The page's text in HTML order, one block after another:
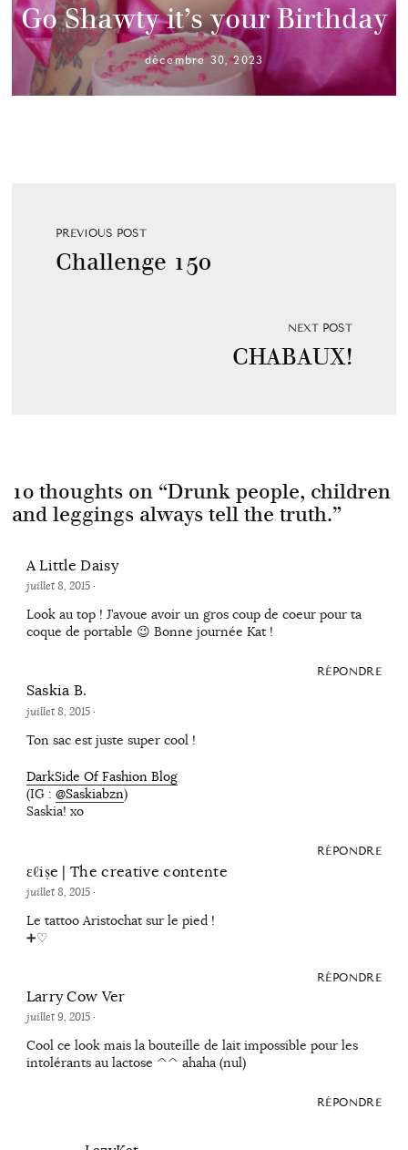
Go Shawty it’s your Birthday
décembre 30, 2023
PREVIOUS POST
Challenge 150
NEXT POST
CHABAUX!
10 thoughts on “Drunk people, children
and leggings always tell the truth.”
A Little Daisy
juillet 8, 2015·
Look au top ! J’avoue avoir un gros coup de coeur pour ta
coque de portable 😉 Bonne journée Kat !
RÉPONDRE
Saskia B.
juillet 8, 2015·
Ton sac est juste super cool !
DarkSide Of Fashion Blog
(IG : @Saskiabzn)
Saskia! xo
RÉPONDRE
ɛℓiṣe | The creative contente
juillet 8, 2015·
Le tattoo Aristochat sur le pied !
➕♡
RÉPONDRE
Larry Cow Ver
juillet 9, 2015·
Cool ce look mais la bouteille de lait impossible pour les
intolérants au lactose ^^ ahaha (nul)
RÉPONDRE